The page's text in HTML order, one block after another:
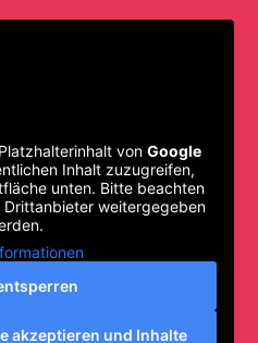
von Google
Inhalt zuzugreifen,
unten. Bitte beachten
Drittanbieter weitergegeben
akzeptieren und Inhalte